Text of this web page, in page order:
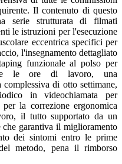
Il contenuto di questo
serie strutturata di filmati
le istruzioni per l'esecuzione
eccentrica specifici per
l'insegnamento dettagliato
funzionale al polso per
le ore di lavoro, una
di otto settimane,
in videochiamata per
la correzione ergonomica
il tutto supportato da un
garantiva il miglioramento
dei sintomi entro le prime
metodo, pena il rimborso